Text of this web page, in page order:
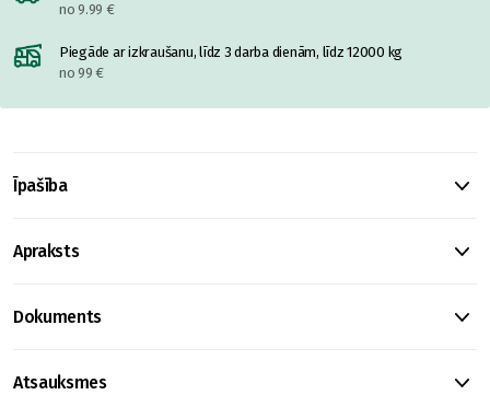
no 9.99 €
Piegāde ar izkraušanu, līdz 3 darba dienām, līdz 12000 kg
no 99 €
Īpašība
Apraksts
Dokuments
Atsauksmes